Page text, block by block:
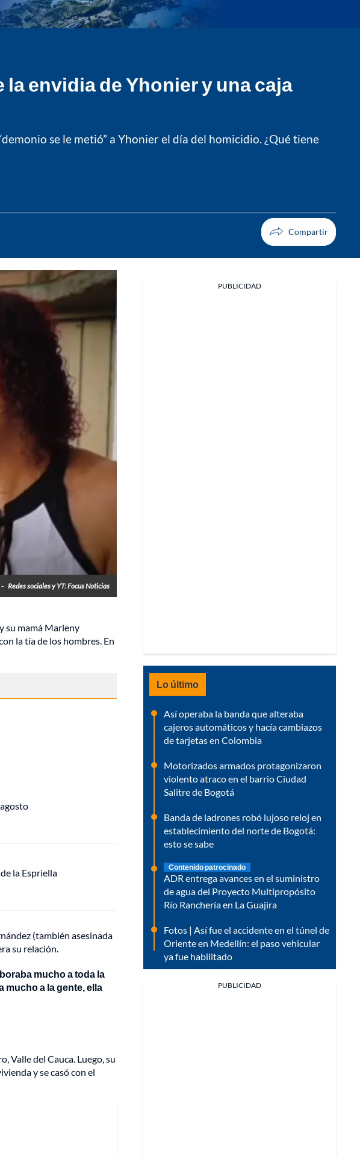
envidia de Yhonier y una caja
se le metió” a Yhonier el día del homicidio. ¿Qué tiene
Redes sociales y YT: Focus Noticias
su mamá Marleny
la tía de los hombres. En
la Espriella
(también asesinada
su relación.
mucho a toda la
mucho a la gente, ella
Valle del Cauca. Luego, su
y se casó con el
PUBLICIDAD
Lo último
Así operaba la banda que alteraba
cajeros automáticos y hacía cambiazos
de tarjetas en Colombia
Motorizados armados protagonizaron
violento atraco en el barrio Ciudad
Salitre de Bogotá
Banda de ladrones robó lujoso reloj en
establecimiento del norte de Bogotá:
esto se sabe
Contenido patrocinado
ADR entrega avances en el suministro
de agua del Proyecto Multipropósito
Río Ranchería en La Guajira
Fotos | Así fue el accidente en el túnel de
Oriente en Medellín: el paso vehicular
ya fue habilitado
PUBLICIDAD